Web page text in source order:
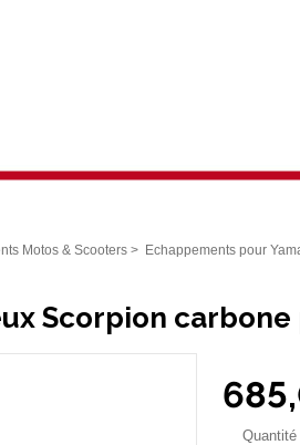
Motos & Scooters > Echappements pour
Scorpion
Quantité